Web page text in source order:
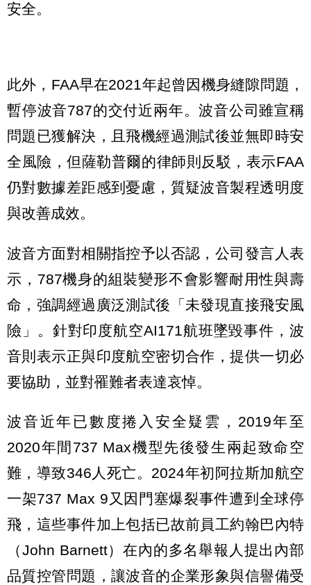
安全。
此外，FAA早在2021年起曾因機身縫隙問題，
暫停波音787的交付近兩年。波音公司雖宣稱
問題已獲解決，且飛機經過測試後並無即時安
全風險，但薩勒普爾的律師則反駁，表示FAA
仍對數據差距感到憂慮，質疑波音製程透明度
與改善成效。
波音方面對相關指控予以否認，公司發言人表
示，787機身的組裝變形不會影響耐用性與壽
命，強調經過廣泛測試後「未發現直接飛安風
險」。針對印度航空AI171航班墜毀事件，波
音則表示正與印度航空密切合作，提供一切必
要協助，並對罹難者表達哀悼。
波音近年已數度捲入安全疑雲，2019年至
2020年間737 Max機型先後發生兩起致命空
難，導致346人死亡。2024年初阿拉斯加航空
一架737 Max 9又因門塞爆裂事件遭到全球停
飛，這些事件加上包括已故前員工約翰巴內特
（John Barnett）在內的多名舉報人提出內部
品質控管問題，讓波音的企業形象與信譽備受